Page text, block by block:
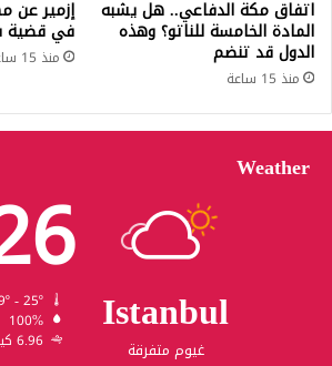
اتفاق مكة الدفاعي.. هل يشبه
المادة الخامسة للناتو؟ وهذه
الدول قد تنضم
منذ 15 ساعة
إزمير عن
في قضية
منذ 15 ساعة
Weather
Istanbul
غيوم متفرقة
100%
6.96 كيلومتر/ساعة